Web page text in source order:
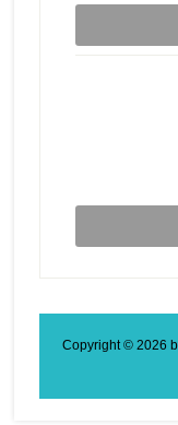
Copyright © 2026